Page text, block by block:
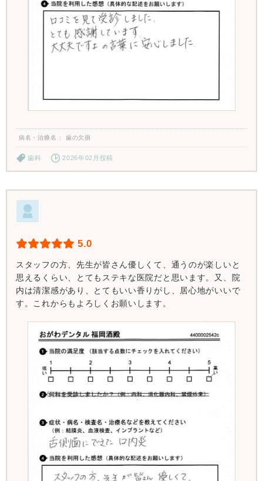
病名・治療名 歯の欠損
歯科 2026年02月投稿
5.0
スタッフの方、先生が皆さん優しくて、通うのが楽しいと
思えるくらい、とてもステキな医院だと思います。又、院
内は清潔感があり、とてもいい香りがし、居心地がいいで
す。これからもよろしくお願いします。